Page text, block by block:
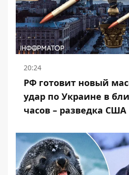
20:24
РФ готовит новый
удар по Украине в
часов – разведка США